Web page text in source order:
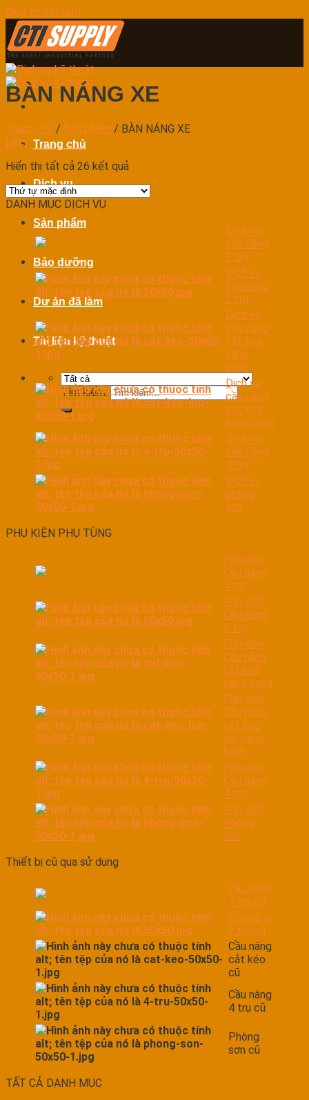
Skip to content
Trang chủ
Dịch vụ
Sản phẩm
Bảo dưỡng
Dự án đã làm
Tài liệu kỹ thuật
Tìm kiếm:
BÀN NÁNG XE
Trang chủ / Sản phẩm / BÀN NÁNG XE
Lọc
Hiển thị tất cả 26 kết quả
DANH MỤC DỊCH VỤ
Dịch vụ
cầu nâng
1 trụ
Dịch vụ
cầu nâng
2 trụ
Dịch vụ
cầu nâng
cắt kéo
nâng
bụng
Dịch vụ
cầu nâng
cắt kéo
nâng bánh
Dịch vụ
cầu nâng
4 trụ
Dịch vụ
phòng
sơn
PHỤ KIỆN PHỤ TÙNG
Phụ kiện
Cầu nâng
1 trụ
Phụ kiện
Cầu nâng
2 trụ
Phụ kiện
Cầu nâng
cắt kéo
nâng bụng
Phụ kiện
Cầu nâng
cắt kéo
lớn nâng
bánh
Phụ kiện
Cầu nâng
4 trụ
Phụ kiện
Phòng
sơn
Thiết bị cũ qua sử dụng
Cầu nâng
1 trụ cũ
Cầu nâng
2 trụ cũ
Cầu nâng
cắt kéo
cũ
Cầu nâng
4 trụ cũ
Phòng
sơn cũ
TẤT CẢ DANH MỤC